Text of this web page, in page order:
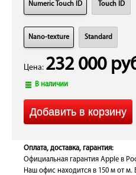
Numeric Touch ID Touch ID
Nano-texture Standard
Цена: 232 000
В наличии
Оплата, доставка, гарантия:
Официальная гарантия Apple в
Наш офис находится в 150 м от м.